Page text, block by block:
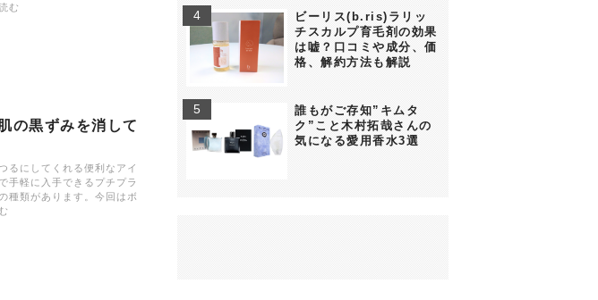
む
の黒ずみを消して
るにしてくれる便利なアイ
手軽に入手できるプチプラ
種類があります。今回はボ
ビーリス(b.ris)ラリッ
チスカルプ育毛剤の効果
は嘘？口コミや成分、価
格、解約方法も解説
誰もがご存知”キムタ
ク”こと木村拓哉さんの
気になる愛用香水3選